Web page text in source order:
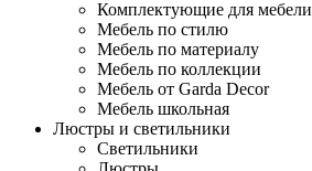
Комплектующие для мебели
Мебель по стилю
Мебель по материалу
Мебель по коллекции
Мебель от Garda Decor
Мебель школьная
Люстры и светильники
Светильники